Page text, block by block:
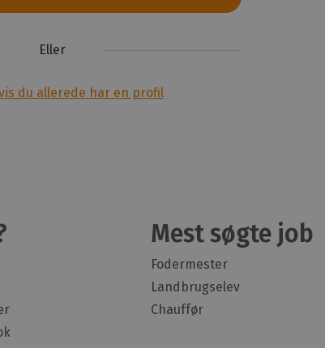
Eller
du allerede har en profil
Mest søgte job
Fodermester
Landbrugselev
Chauffør